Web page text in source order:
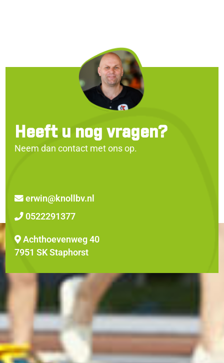
Heeft u nog vragen?
Neem dan contact met ons op.
erwin@knollbv.nl
0522291377
Achthoevenweg 40
7951 SK Staphorst